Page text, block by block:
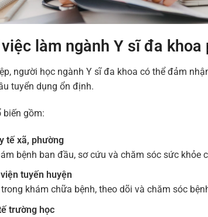
làm ngành Y sĩ đa khoa
người học ngành Y sĩ đa khoa có thể đảm
tuyển dụng ổn định.
biến gồm:
tế xã, phường
bệnh ban đầu, sơ cứu và chăm sóc sức khỏe
tuyến huyện
khám chữa bệnh, theo dõi và chăm sóc
trường học